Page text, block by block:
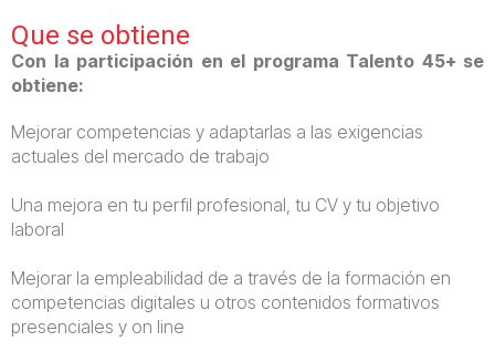
Que se obtiene
Con la participación en el programa Talento 45+ se
obtiene:
Mejorar competencias y adaptarlas a las exigencias
actuales del mercado de trabajo
Una mejora en tu perfil profesional, tu CV y tu objetivo
laboral
Mejorar la empleabilidad de a través de la formación en
competencias digitales u otros contenidos formativos
presenciales y on line